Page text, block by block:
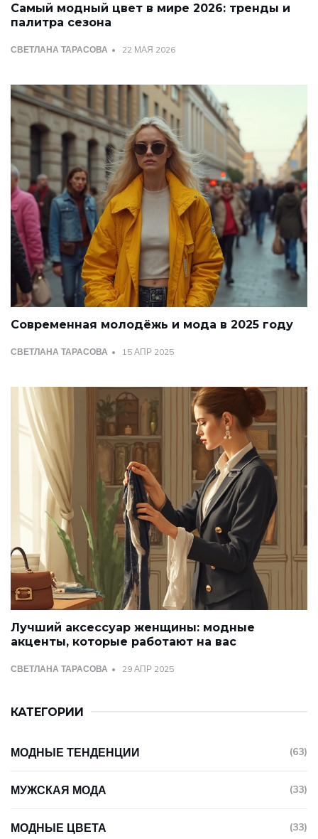
Самый модный цвет в мире 2026: тренды и
палитра сезона
СВЕТЛАНА ТАРАСОВА 22 МАЯ 2026
Современная молодёжь и мода в 2025 году
СВЕТЛАНА ТАРАСОВА 15 АПР 2025
Лучший аксессуар женщины: модные
акценты, которые работают на вас
СВЕТЛАНА ТАРАСОВА 29 АПР 2025
КАТЕГОРИИ
МОДНЫЕ ТЕНДЕНЦИИ (63)
МУЖСКАЯ МОДА (33)
МОДНЫЕ ЦВЕТА (33)